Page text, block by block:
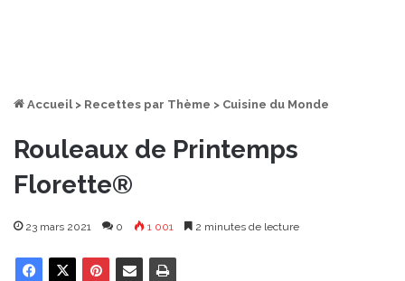
Accueil > Recettes par Thème > Cuisine du Monde
Rouleaux de Printemps
Florette®
23 mars 2021 0 1 001 2 minutes de lecture